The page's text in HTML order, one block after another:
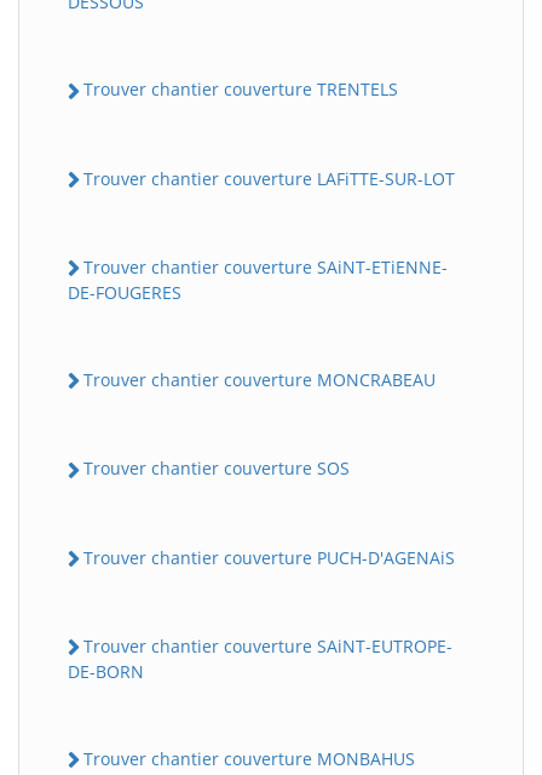
Trouver chantier couverture TRENTELS
Trouver chantier couverture LAFiTTE-SUR-LOT
Trouver chantier couverture SAiNT-ETiENNE-
DE-FOUGERES
Trouver chantier couverture MONCRABEAU
Trouver chantier couverture SOS
Trouver chantier couverture PUCH-D'AGENAiS
Trouver chantier couverture SAiNT-EUTROPE-
DE-BORN
Trouver chantier couverture MONBAHUS